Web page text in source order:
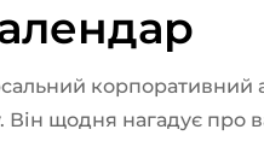
корпоративний
Він щодня нагадує про